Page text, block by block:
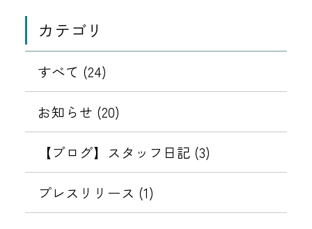
伴
パ
ス
ワ
ド
定
更
ュ
リ
テ
強
に
う
お
知
ら
誘
す
る
不
な
ッ
ー
内
対
6利
表
示
カテゴリ
すべて (24)
お知らせ (20)
【ブログ】スタッフ日記 (3)
プレスリリース (1)